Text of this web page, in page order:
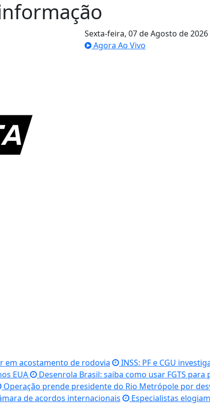
Sexta-feira, 07 de Agosto de 2026
Agora Ao Vivo
em acostamento de rodovia
INSS: PF e CGU
EUA
Desenrola Brasil: saiba como usar FGTS
Operação prende presidente do Rio Metrópole por
de acordos internacionais Especialistas